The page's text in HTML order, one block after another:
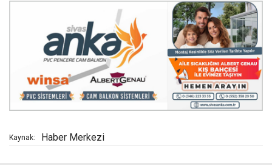
Kaynak: Haber Merkezi